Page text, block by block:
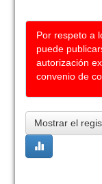
Por respeto a
puede
autorización
convenio de
Mostrar el